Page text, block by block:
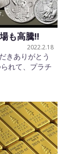
も高騰!!
2022.2.18
きありがとう
れて、プラチ